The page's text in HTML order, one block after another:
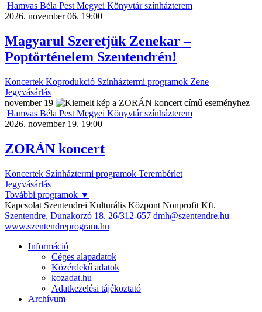
Hamvas Béla Pest Megyei Könyvtár színházterem
2026. november 06. 19:00
Magyarul Szeretjük Zenekar –
Poptörténelem Szentendrén!
Koncertek Koprodukció Színháztermi programok Zene
Jegyvásárlás
november 19
Hamvas Béla Pest Megyei Könyvtár színházterem
2026. november 19. 19:00
ZORÁN koncert
Koncertek Színháztermi programok Terembérlet
Jegyvásárlás
További programok ▼
Kapcsolat Szentendrei Kulturális Központ Nonprofit Kft.
Szentendre, Dunakorzó 18. 26/312-657 dmh@szentendre.hu
www.szentendreprogram.hu
Információ
Céges alapadatok
Közérdekű adatok
kozadat.hu
Adatkezelési tájékoztató
Archívum